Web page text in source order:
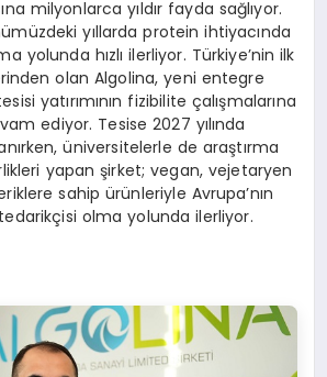
milyonlarca yıldır fayda sağlıyor.
yıllarda protein ihtiyacında
yolunda hızlı ilerliyor. Türkiye’nin ilk
olan Algolina, yeni entegre
yatırımının fizibilite çalışmalarına
ediyor. Tesise 2027 yılında
üniversitelerle de araştırma
yapan şirket; vegan, vejetaryen
sahip ürünleriyle Avrupa’nın
olma yolunda ilerliyor.